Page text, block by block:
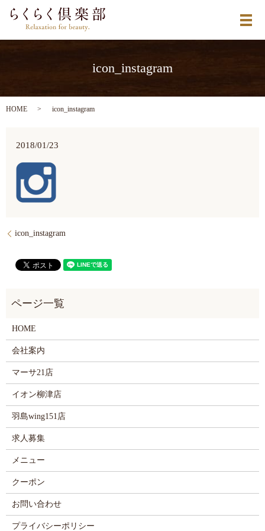
メ
icon_instagram
HOME icon_instagram
2018/01/23
icon_instagram
HOME
会社案内
マーサ21店
イオン柳津店
羽島wing151店
求人募集
メニュー
クーポン
お問い合わせ
プライバシーポリシー